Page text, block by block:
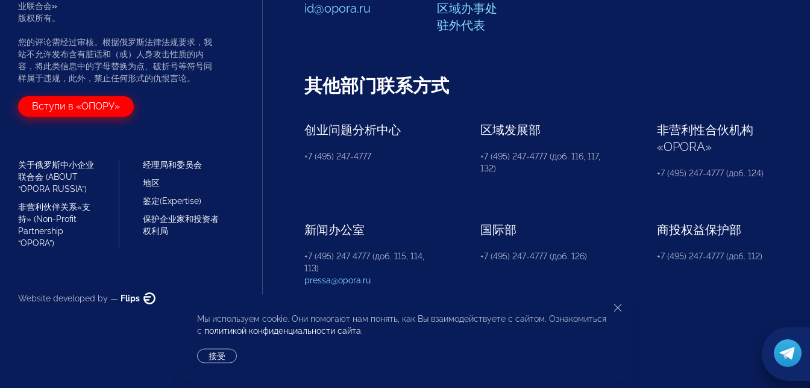
业联合会»
版权所有。
您的评论需经过审核。根据俄罗斯法律法规要求，我
站不允许发布含有脏话和（或）人身攻击性质的内
容，将此类信息中的字母替换为点、破折号等符号同
样属于违规，此外，禁止任何形式的仇恨言论。
Вступи в «ОПОРУ»
关于俄罗斯中小企业
联合会 (ABOUT
“OPORA RUSSIA”)
非营利伙伴关系«支
持» (Non-Profit
Partnership
“OPORA”)
经理局和委员会
地区
鉴定(Expertise)
保护企业家和投资者
权利局
Website developed by — Flips
id@opora.ru
区域办事处
驻外代表
其他部门联系方式
创业问题分析中心
+7 (495) 247-4777
区域发展部
+7 (495) 247-4777 (доб. 116, 117,
132)
非营利性合伙机构
«OPORA»
+7 (495) 247-4777 (доб. 124)
新闻办公室
+7 (495) 247 4777 (доб. 115, 114,
113)
pressa@opora.ru
国际部
+7 (495) 247-4777 (доб. 126)
商投权益保护部
+7 (495) 247-4777 (доб. 112)
Мы используем cookie. Они помогают нам понять, как Вы взаимодействуете с сайтом. Ознакомиться
с политикой конфиденциальности сайта.
接受